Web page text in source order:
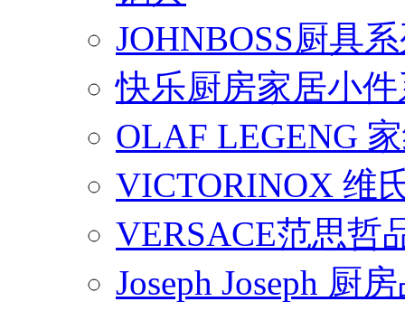
JOHNBOSS厨具
快乐厨房家居小
OLAF LEGENG
VICTORINOX 维
VERSACE范思哲
Joseph Joseph 厨